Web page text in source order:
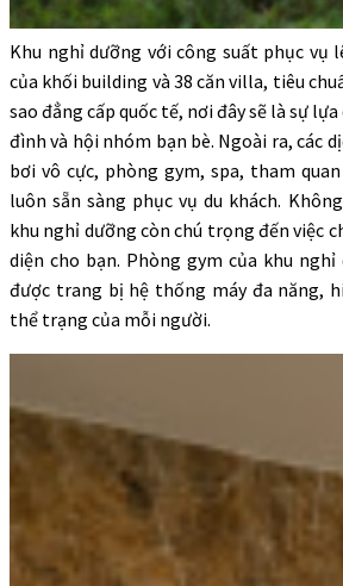
Khu nghỉ dưỡng với công suất phục vụ
của khối building và 38 căn villa, tiêu
sao đẳng cấp quốc tế, nơi đây sẽ là sự
đình và hội nhóm bạn bè. Ngoài ra, các
bơi vô cực, phòng gym, spa, tham
luôn sẵn sàng phục vụ du khách.
khu nghỉ dưỡng còn chú trọng đến việc
diện cho bạn. Phòng gym của khu
được trang bị hệ thống máy đa năng,
thể trạng của mỗi người.